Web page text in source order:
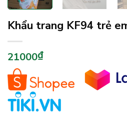
Khẩu trang KF94 trẻ
21000₫